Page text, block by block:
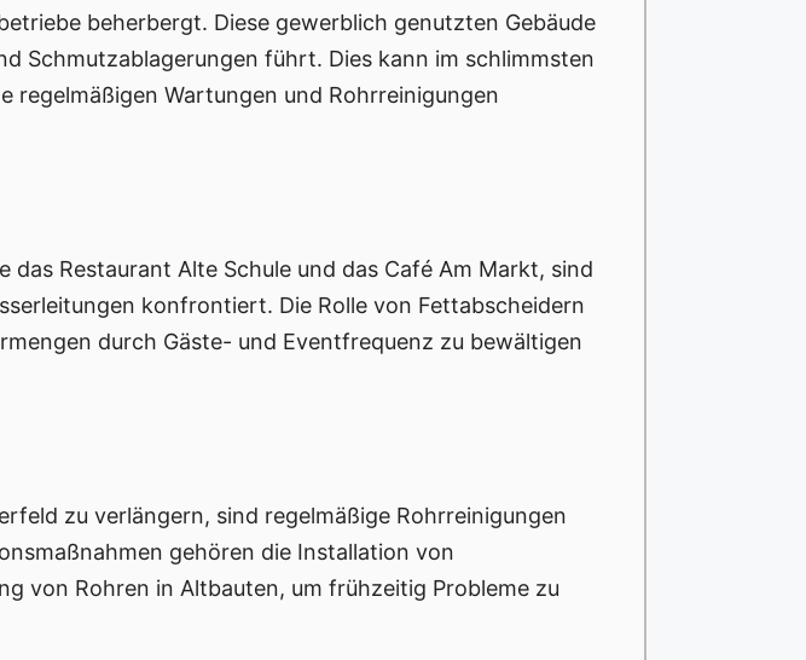
beherbergt. Diese gewerblich genutzten Gebäude
Schmutzablagerungen führt. Dies kann im schlimmsten
regelmäßigen Wartungen und Rohrreinigungen
Restaurant Alte Schule und das Café Am Markt, sind
konfrontiert. Die Rolle von Fettabscheidern
durch Gäste- und Eventfrequenz zu bewältigen
zu verlängern, sind regelmäßige Rohrreinigungen
gehören die Installation von
von Rohren in Altbauten, um frühzeitig Probleme zu